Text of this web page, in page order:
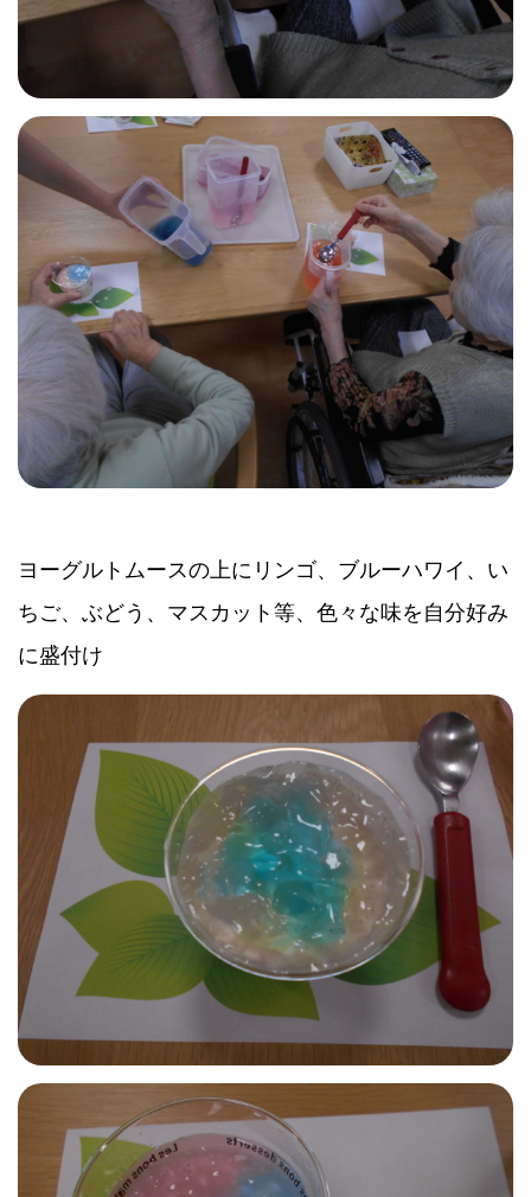
ヨーグルトムースの上にリンゴ、ブルーハワイ、い
ちご、ぶどう、マスカット等、色々な味を自分好み
に盛付け